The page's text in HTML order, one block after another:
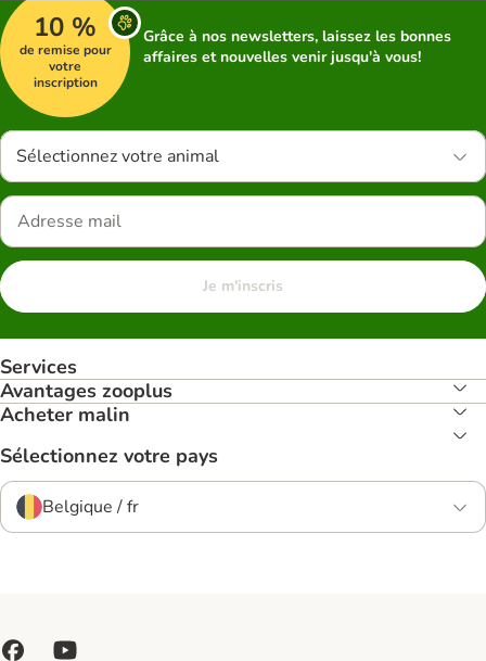
10 %
de remise pour
votre
inscription
Grâce à nos newsletters, laissez les bonnes
affaires et nouvelles venir jusqu'à vous!
Sélectionnez votre animal
Je m'inscris
Services
Avantages zooplus
Acheter malin
Sélectionnez votre pays
Belgique / fr